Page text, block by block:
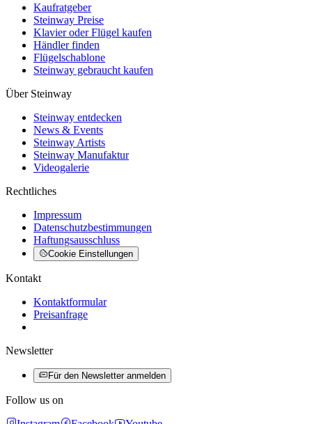
Kaufratgeber
Steinway Preise
Klavier oder Flügel kaufen
Händler finden
Flügelschablone
Steinway gebraucht kaufen
Über Steinway
Steinway entdecken
News & Events
Steinway Artists
Steinway Manufaktur
Videogalerie
Rechtliches
Impressum
Datenschutzbestimmungen
Haftungsausschluss
Cookie Einstellungen
Kontakt
Kontaktformular
Preisanfrage
Newsletter
Für den Newsletter anmelden
Follow us on